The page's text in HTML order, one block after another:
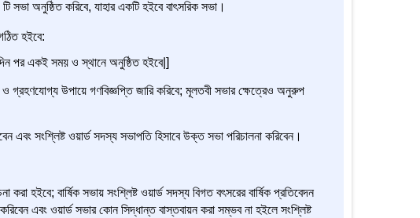
অনুষ্ঠিত করিবে, যাহার একটি হইবে বাৎসরিক সভা।
হইবে:
পর একই সময় ও স্থানে অনুষ্ঠিত হইবে|]
গ্রহণযোগ্য উপায়ে গণবিজ্ঞপ্তি জারি করিবে; মূলতবী সভার ক্ষেত্রেও অনুরুপ
এবং সংশ্লিষ্ট ওয়ার্ড সদস্য সভাপতি হিসাবে উক্ত সভা পরিচালনা করিবেন।
হইবে; বার্ষিক সভায় সংশ্লিষ্ট ওয়ার্ড সদস্য বিগত বৎসরের বার্ষিক প্রতিবেদন
এবং ওয়ার্ড সভার কোন সিদ্ধান্ত বাস্তবায়ন করা সম্ভব না হইলে সংশ্লিষ্ট